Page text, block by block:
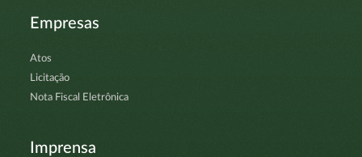
Empresas
Atos
Licitação
Nota Fiscal Eletrônica
Imprensa